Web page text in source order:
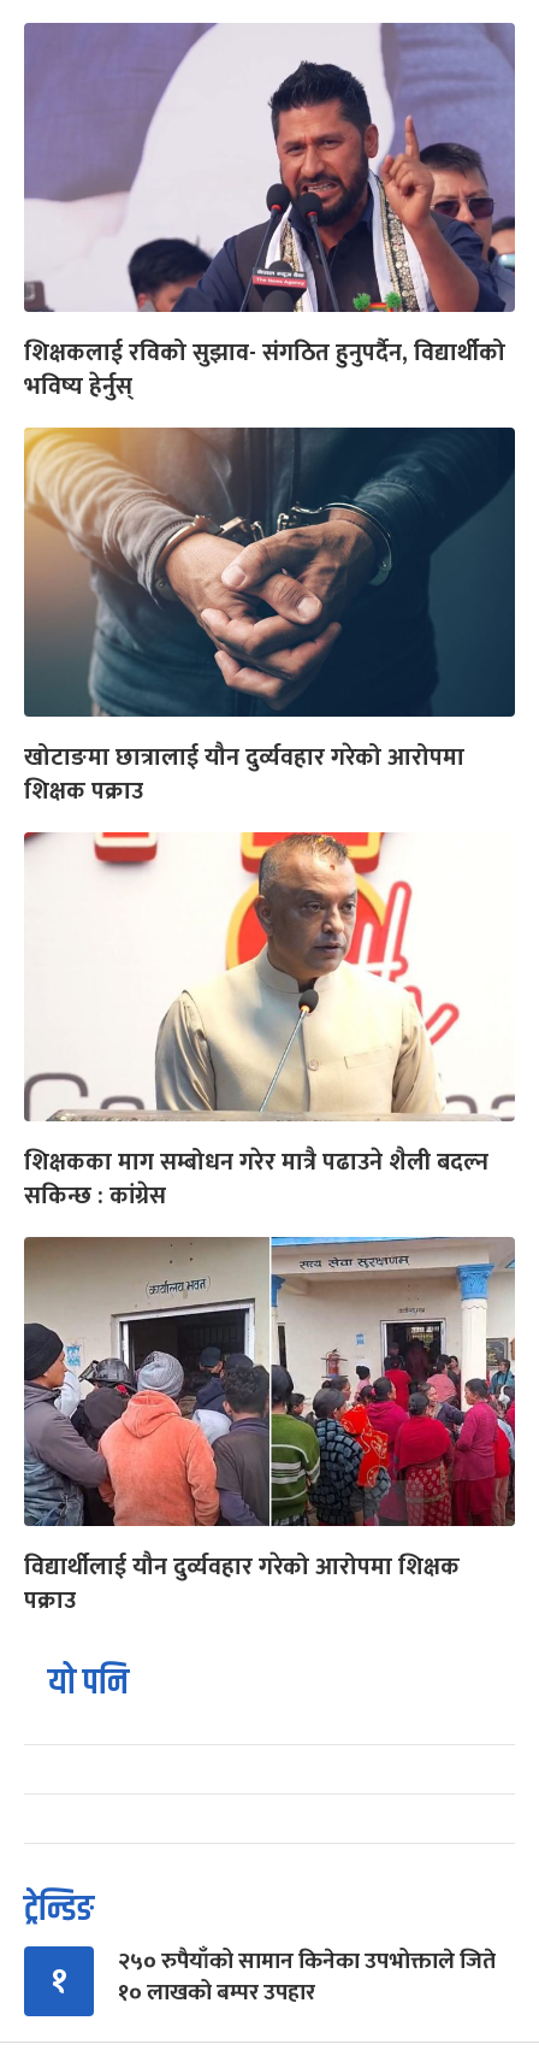
शिक्षकलाई रविको सुझाव- संगठित हुनुपर्दैन, विद्यार्थीको
भविष्य हेर्नुस्
खोटाङमा छात्रालाई यौन दुर्व्यवहार गरेको आरोपमा
शिक्षक पक्राउ
शिक्षकका माग सम्बोधन गरेर मात्रै पढाउने शैली बदल्न
सकिन्छ : कांग्रेस
विद्यार्थीलाई यौन दुर्व्यवहार गरेको आरोपमा शिक्षक
पक्राउ
यो पनि
ट्रेन्डिङ
१
२५० रुपैयाँको सामान किनेका उपभोक्ताले जिते
१० लाखको बम्पर उपहार